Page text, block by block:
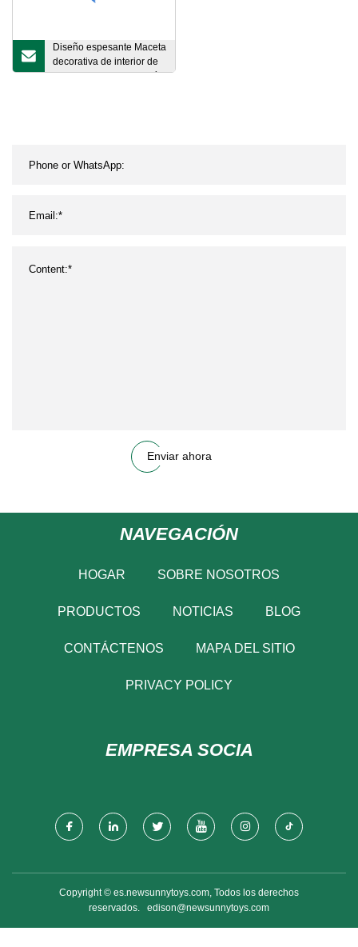
Diseño espesante Maceta
decorativa de interior de
alta calidad Hogar Jardín
Enviar ahora
NAVEGACIÓN
HOGAR SOBRE NOSOTROS
PRODUCTOS NOTICIAS BLOG
CONTÁCTENOS MAPA DEL SITIO
PRIVACY POLICY
EMPRESA SOCIA
Copyright © es.newsunnytoys.com, Todos los derechos
reservados. edison@newsunnytoys.com